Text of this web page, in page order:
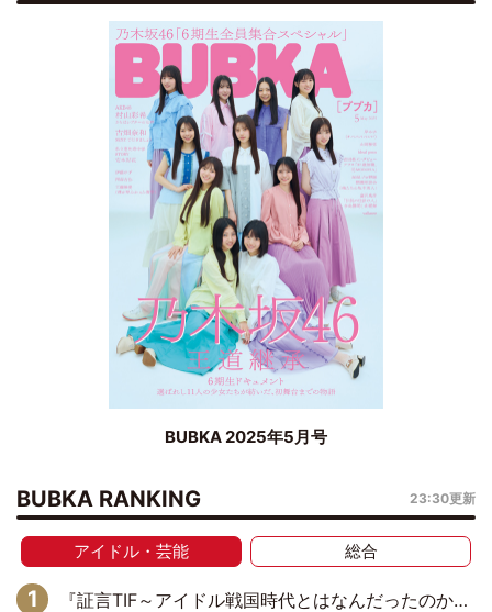
BUBKA 2025年5月号
BUBKA RANKING 23:30更新
アイドル・芸能 総合
『証言TIF～アイドル戦国時代とはなんだったのか～』第6回：でんぱ組.inc・古川未鈴×相沢梨紗「『ハロプロやりたかったな』って言ったら、夢眠ねむさんに『てめえはでんぱ組．incなんだよ！』って肩パンされて(笑)」